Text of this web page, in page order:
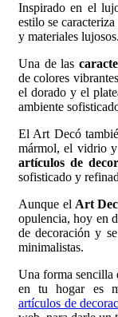
Inspirado en el
estilo se
y materiales lujosos.
Una de las
de colores
el dorado y el
ambiente
El Art Decó
mármol, el vidrio
artículos de
sofisticado y
Aunque el Art
opulencia, hoy en
de decoración y
minimalistas.
Una forma sencilla
en tu hogar es
artículos de